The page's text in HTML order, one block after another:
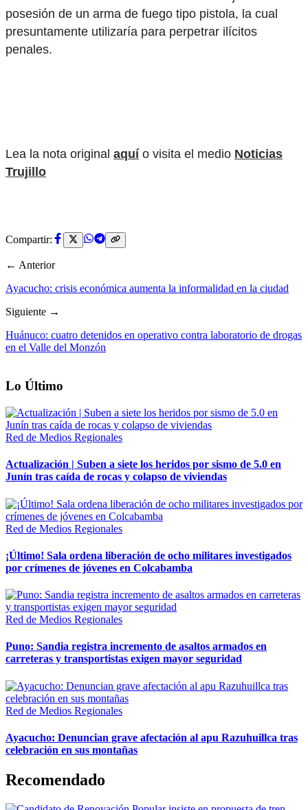
posesión de un arma de fuego tipo pistola, la cual
presuntamente utilizaría para perpetrar ilícitos
penales.
Lea la nota original aquí o visita el medio Noticias
Trujillo
Compartir:
← Anterior
Ayacucho: crisis económica aumenta la informalidad en la ciudad
Siguiente →
Huánuco: cuatro detenidos en operativo contra laboratorio de drogas
en el Valle del Monzón
Lo Último
Red de Medios Regionales
Actualización | Suben a siete los heridos por sismo de 5.0 en
Junín tras caída de rocas y colapso de viviendas
Red de Medios Regionales
¡Último! Sala ordena liberación de ocho militares investigados
por crímenes de jóvenes en Colcabamba
Red de Medios Regionales
Puno: Sandia registra incremento de asaltos armados en
carreteras y transportistas exigen mayor seguridad
Red de Medios Regionales
Ayacucho: Denuncian grave afectación al apu Razuhuillca tras
celebración en sus montañas
Recomendado